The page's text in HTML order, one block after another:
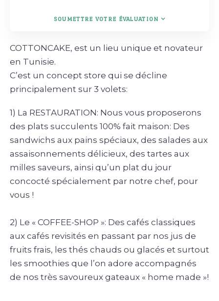
SOUMETTRE VOTRE ÉVALUATION
COTTONCAKE, est un lieu unique et novateur
en Tunisie.
C’est un concept store qui se décline
principalement sur 3 volets:
1) La RESTAURATION: Nous vous proposerons
des plats succulents 100% fait maison: Des
sandwichs aux pains spéciaux, des salades aux
assaisonnements délicieux, des tartes aux
milles saveurs, ainsi qu’un plat du jour
concocté spécialement par notre chef, pour
vous !
2) Le « COFFEE-SHOP »: Des cafés classiques
aux cafés revisités en passant par nos jus de
fruits frais, les thés chauds ou glacés et surtout
les smoothies que l’on adore accompagnés
de nos très savoureux gateaux « home made »!